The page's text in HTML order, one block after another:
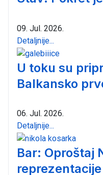
09. Jul. 2026.
Detaljnije...
U toku su
Balkansko
06. Jul. 2026.
Detaljnije...
Bar: Oproštaj
reprezentacije